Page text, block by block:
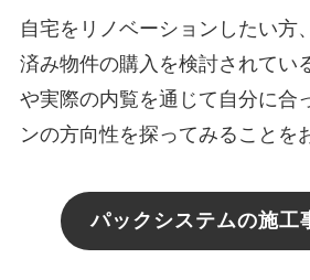
自宅をリノベーションしたい方
済み物件の購入を検討されてい
や実際の内覧を通じて自分に合
ンの方向性を探ってみることを
パックシステムの施工